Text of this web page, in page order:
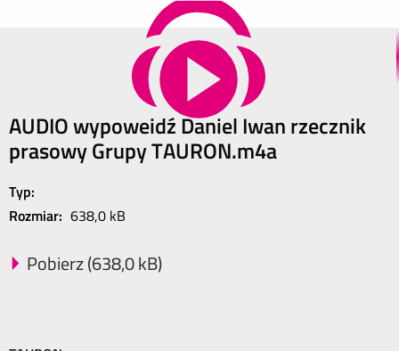
AUDIO wypoweidź Daniel Iwan rzecznik
prasowy Grupy TAURON.m4a
Typ:
Rozmiar: 638,0 kB
Pobierz (638,0 kB)